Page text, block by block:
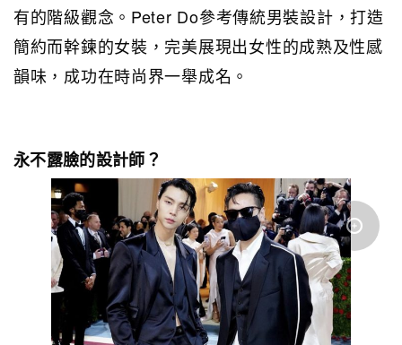
有的階級觀念。Peter Do參考傳統男裝設計，打造
簡約而幹鍊的女裝，完美展現出女性的成熟及性感
韻味，成功在時尚界一舉成名。
永不露臉的設計師？